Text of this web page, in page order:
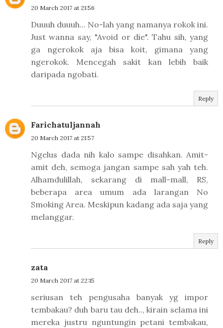
20 March 2017 at 21:56
Duuuh duuuh... No-lah yang namanya rokok ini.
Just wanna say, "Avoid or die". Tahu sih, yang
ga ngerokok aja bisa koit, gimana yang
ngerokok. Mencegah sakit kan lebih baik
daripada ngobati.
Reply
Farichatuljannah
20 March 2017 at 21:57
Ngelus dada nih kalo sampe disahkan. Amit-
amit deh, semoga jangan sampe sah yah teh.
Alhamdulillah, sekarang di mall-mall, RS,
beberapa area umum ada larangan No
Smoking Area. Meskipun kadang ada saja yang
melanggar.
Reply
zata
20 March 2017 at 22:15
seriusan teh pengusaha banyak yg impor
tembakau? duh baru tau deh.., kirain selama ini
mereka justru nguntungin petani tembakau,